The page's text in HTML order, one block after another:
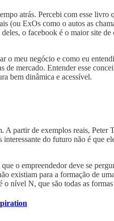
atrás. Percebi com esse
(ou ExOs como o autos as
o facebook é o maior site
meu negócio e como eu
de mercado. Entender esse
bem dinâmica e acessível.
partir de exemplos reais,
do futuro não é que
o empreendedor deve se
existiam para a formação de
nível N, que são todas as